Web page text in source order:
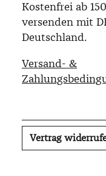
Kostenfrei ab
versenden mit
Deutschland.
Versand- &
Vertrag